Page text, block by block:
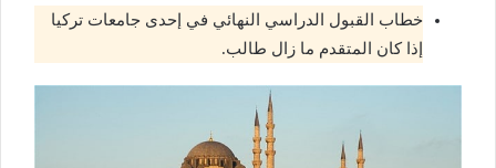
خطاب القبول الدراسي النهائي في إحدى جامعات تركيا
إذا كان المتقدم ما زال طالب.